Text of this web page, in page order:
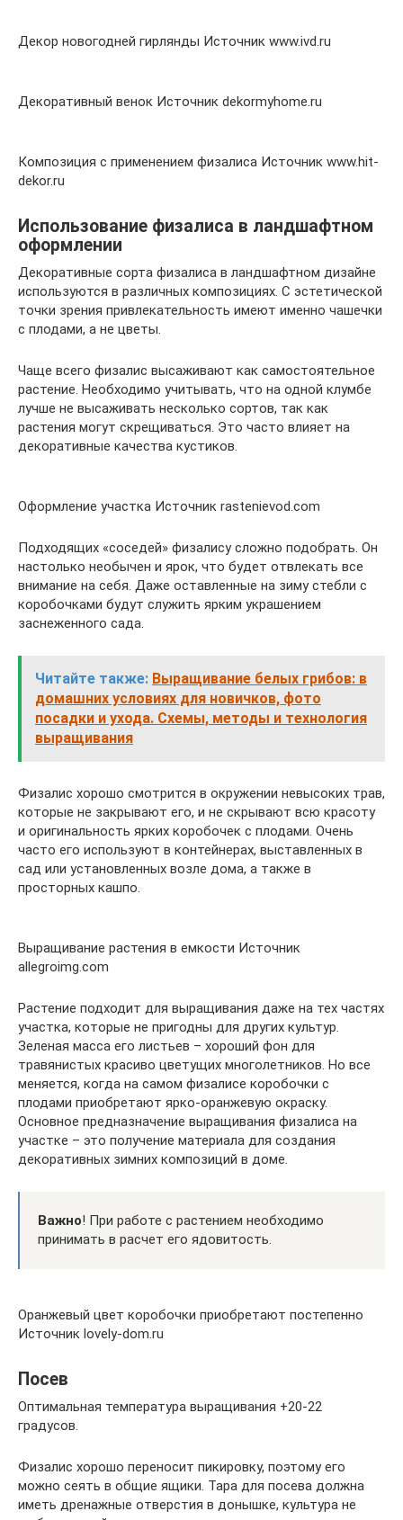
Декор новогодней гирлянды Источник www.ivd.ru
Декоративный венок Источник dekormyhome.ru
Композиция с применением физалиса Источник www.hit-
dekor.ru
Использование физалиса в ландшафтном
оформлении
Декоративные сорта физалиса в ландшафтном дизайне
используются в различных композициях. С эстетической
точки зрения привлекательность имеют именно чашечки
с плодами, а не цветы.
Чаще всего физалис высаживают как самостоятельное
растение. Необходимо учитывать, что на одной клумбе
лучше не высаживать несколько сортов, так как
растения могут скрещиваться. Это часто влияет на
декоративные качества кустиков.
Оформление участка Источник rastenievod.com
Подходящих «соседей» физалису сложно подобрать. Он
настолько необычен и ярок, что будет отвлекать все
внимание на себя. Даже оставленные на зиму стебли с
коробочками будут служить ярким украшением
заснеженного сада.
Читайте также: Выращивание белых грибов: в
домашних условиях для новичков, фото
посадки и ухода. Схемы, методы и технология
выращивания
Физалис хорошо смотрится в окружении невысоких трав,
которые не закрывают его, и не скрывают всю красоту
и оригинальность ярких коробочек с плодами. Очень
часто его используют в контейнерах, выставленных в
сад или установленных возле дома, а также в
просторных кашпо.
Выращивание растения в емкости Источник
allegroimg.com
Растение подходит для выращивания даже на тех частях
участка, которые не пригодны для других культур.
Зеленая масса его листьев – хороший фон для
травянистых красиво цветущих многолетников. Но все
меняется, когда на самом физалисе коробочки с
плодами приобретают ярко-оранжевую окраску.
Основное предназначение выращивания физалиса на
участке – это получение материала для создания
декоративных зимних композиций в доме.
Важно! При работе с растением необходимо
принимать в расчет его ядовитость.
Оранжевый цвет коробочки приобретают постепенно
Источник lovely-dom.ru
Посев
Оптимальная температура выращивания +20-22
градусов.
Физалис хорошо переносит пикировку, поэтому его
можно сеять в общие ящики. Тара для посева должна
иметь дренажные отверстия в донышке, культура не